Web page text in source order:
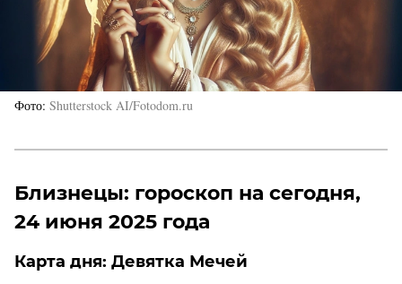
Фото Shutterstock AI/Fotodom.ru
Близнецы: гороскоп на сегодня,
24 июня 2025 года
Карта дня: Девятка Мечей